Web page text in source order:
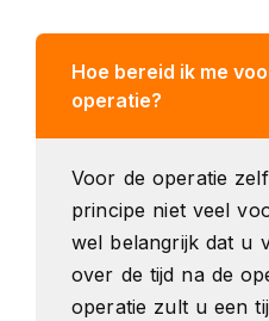
Hoe bereid ik me
operatie?
Voor de operatie
principe niet veel
wel belangrijk dat u
over de tijd na de
operatie zult u een